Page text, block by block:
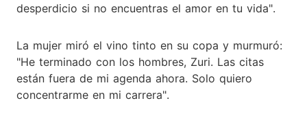
desperdicio si no encuentras el amor en tu vida".
La mujer miró el vino tinto en su copa y murmuró:
"He terminado con los hombres, Zuri. Las citas
están fuera de mi agenda ahora. Solo quiero
concentrarme en mi carrera".